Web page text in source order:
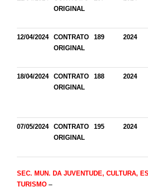
ORIGINAL
12/04/2024
CONTRATO
ORIGINAL
189 2024
18/04/2024
CONTRATO
ORIGINAL
188 2024
07/05/2024
CONTRATO
ORIGINAL
195 2024
SEC. MUN. DA JUVENTUDE, CULTURA,
TURISMO–